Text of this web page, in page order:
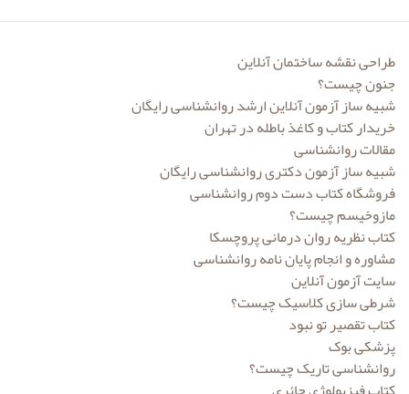
انتشارات سخن
انتشارات شباهنگ
انتشارات صابرین
انتشارات طرحواره
انتشارات فروزش
انتشارات قطره
انتشارات ققنوس
انتشارات کمال تربیت
انتشارات گپ
انتشارات ما و شما
انتشارات ماهان
طراحی نقشه ساختمان آنلاین
جنون چیست؟
شبیه ساز آزمون آنلاین ارشد روانشناسی رایگان
خریدار کتاب و کاغذ باطله در تهران
مقالات روانشناسی
شبیه ساز آزمون دکتری روانشناسی رایگان
فروشگاه کتاب دست دوم روانشناسی
مازوخیسم چیست؟
کتاب نظریه روان درمانی پروچسکا
مشاوره و انجام پایان نامه روانشناسی
سایت آزمون آنلاین
شرطی سازی کلاسیک چیست؟
کتاب تقصیر تو نبود
پزشکی بوک
روانشناسی تاریک چیست؟